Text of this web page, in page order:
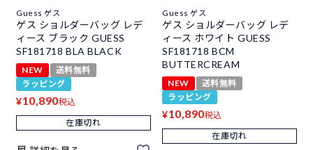
Guess ゲス
ゲス ショルダーバッグ レデ
ィース ブラック GUESS
SF181718 BLA BLACK
NEW
送料無料
ラッピング
¥10,890税込
在庫切れ
Guess ゲス
ゲス ショルダーバッグ レデ
ィース ホワイト GUESS
SF181718 BCM
BUTTERCREAM
NEW
送料無料
ラッピング
¥10,890税込
在庫切れ